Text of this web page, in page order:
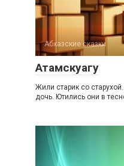
Абхазские сказки
Атамскуагу
Жили старик со
дочь. Ютились они в